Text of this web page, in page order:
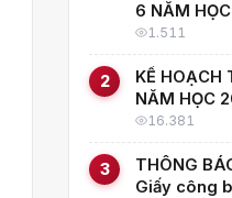
6 NĂM
1.511
2
KẾ HOẠCH
NĂM HỌC
16.381
3
THÔNG
Giấy công